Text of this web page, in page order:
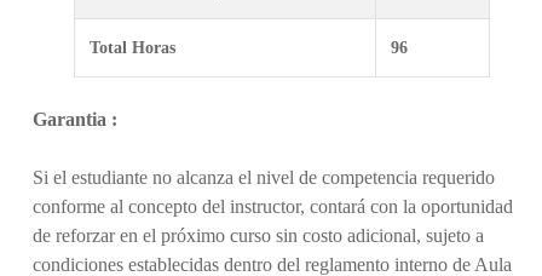
Total Horas 96
Garantia :
Si el estudiante no alcanza el nivel de competencia requerido
conforme al concepto del instructor, contará con la oportunidad
de reforzar en el próximo curso sin costo adicional, sujeto a
condiciones establecidas dentro del reglamento interno de Aula